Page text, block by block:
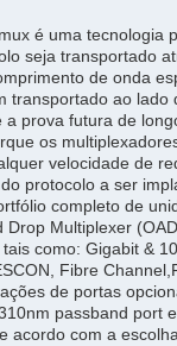
é uma tecnologia
seja transportado
de onda
transportado ao lado
a prova futura de
os
velocidade de
protocolo a ser
completo de
Drop Multiplexer
como: Gigabit &
Fibre
de portas
passband port
acordo com a